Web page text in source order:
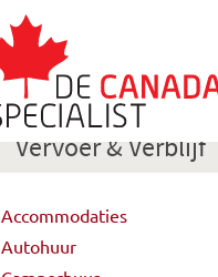
Vervoer & Verblijf
Accommodaties
Autohuur